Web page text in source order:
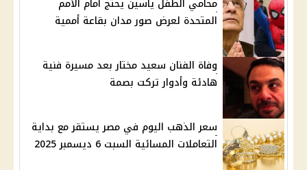
المتحدة لعرض صور مدان بقاعة أممية
وفاة الفنان سعيد مختار بعد مسيرة فنية
هادئة وأدوار تركت بصمة
سعر الذهب اليوم في مصر يستقر مع بداية
التعاملات المسائية السبت 6 ديسمبر 2025